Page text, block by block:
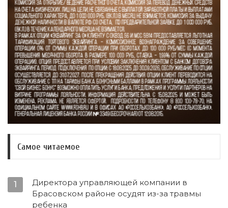
Самое читаемое
1
Директора управляющей компании в
Брасовском районе осудят из-за травмы
ребенка